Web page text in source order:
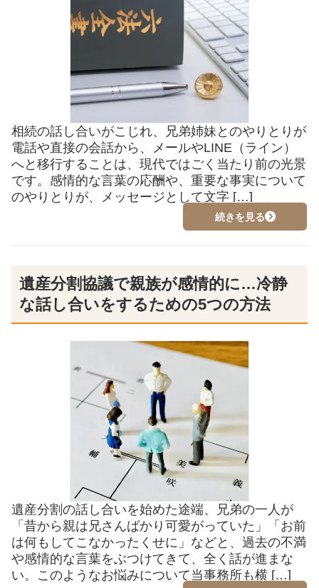
相続の話し合いがこじれ、兄弟姉妹とのやりとりが
電話や直接の会話から、メールやLINE（ライン）
へと移行することは、現代ではごく当たり前の光景
です。感情的な言葉の応酬や、重要な事実について
のやりとりが、メッセージとして文字 […]
続きを見る
遺産分割協議で親族が感情的に…冷静
な話し合いをするための5つの方法
遺産分割の話し合いを始めた途端、兄弟の一人が
「昔から親は兄さんばかり可愛がっていた」「お前
は何もしてこなかったくせに」などと、過去の不満
や感情的な言葉をぶつけてきて、全く話が進まな
い。このようなお悩みについて当事務所も横 […]